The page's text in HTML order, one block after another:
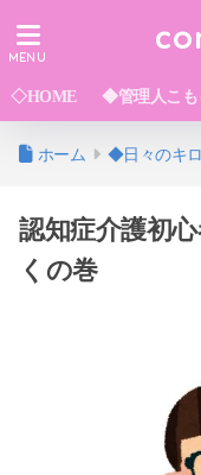
◇HOME ◆管理人こも
ホーム ◆日々のキ
認知症介護初
くの巻